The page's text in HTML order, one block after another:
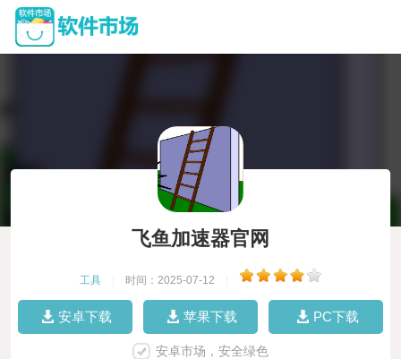
飞鱼加速器官网
工具 时间：2025-07-12
安卓下载 苹果下载 PC下载
安卓市场，安全绿色